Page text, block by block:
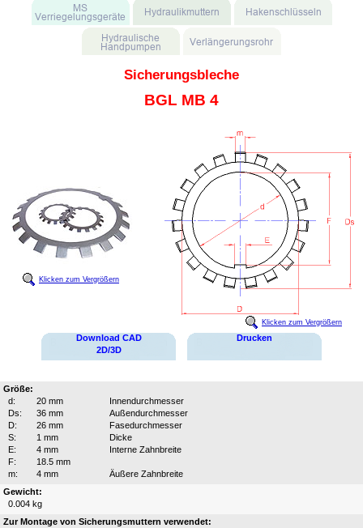
Sicherungsbleche
BGL MB 4
Klicken zum Vergrößern
Klicken zum Vergrößern
Download CAD
2D/3D
Drucken
Größe:
d:
20 mm
Innendurchmesser
Ds:
36 mm
Außendurchmesser
D:
26 mm
Fasedurchmesser
S:
1 mm
Dicke
E:
4 mm
Interne Zahnbreite
F:
18.5 mm
m:
4 mm
Äußere Zahnbreite
Gewicht:
0.004 kg
Zur Montage von Sicherungsmuttern verwendet: